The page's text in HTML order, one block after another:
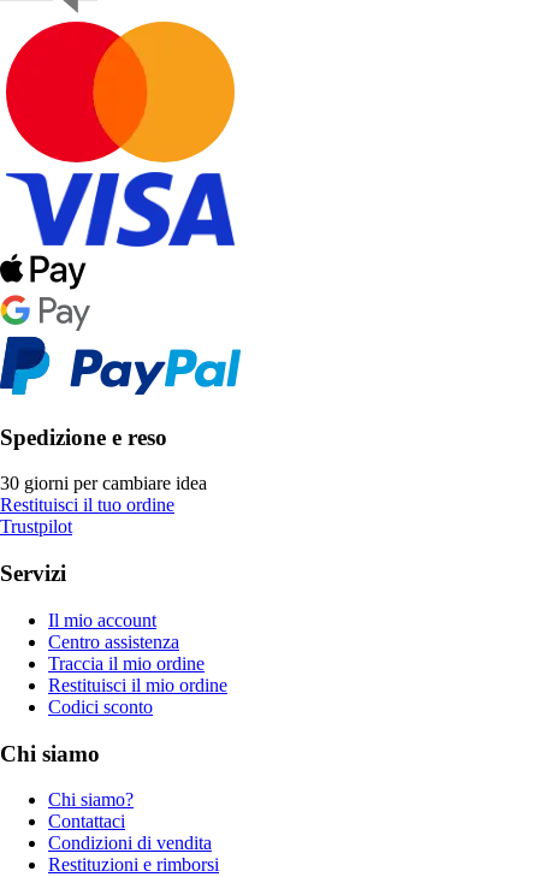
Spedizione e reso
30 giorni per cambiare idea
Restituisci il tuo ordine
Trustpilot
Servizi
Il mio account
Centro assistenza
Traccia il mio ordine
Restituisci il mio ordine
Codici sconto
Chi siamo
Chi siamo?
Contattaci
Condizioni di vendita
Restituzioni e rimborsi